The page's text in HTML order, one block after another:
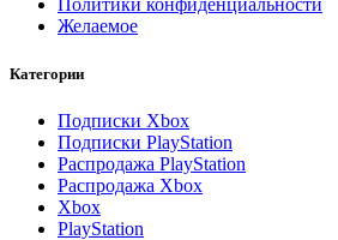
Политики конфиденциальности
Желаемое
Категории
Подписки Xbox
Подписки PlayStation
Распродажа PlayStation
Распродажа Xbox
Xbox
PlayStation